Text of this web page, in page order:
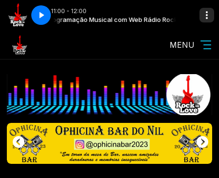
11:00 - 12:00
in LoveProgramação Musical com Web Rádio Rock in Love
MENU